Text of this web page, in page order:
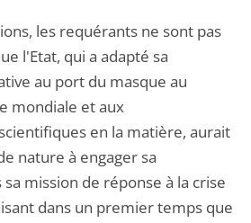
les requérants ne sont pas
l'Etat, qui a adapté sa
au port du masque au
mondiale et aux
en la matière, aurait
nature à engager sa
mission de réponse à la crise
dans un premier temps que